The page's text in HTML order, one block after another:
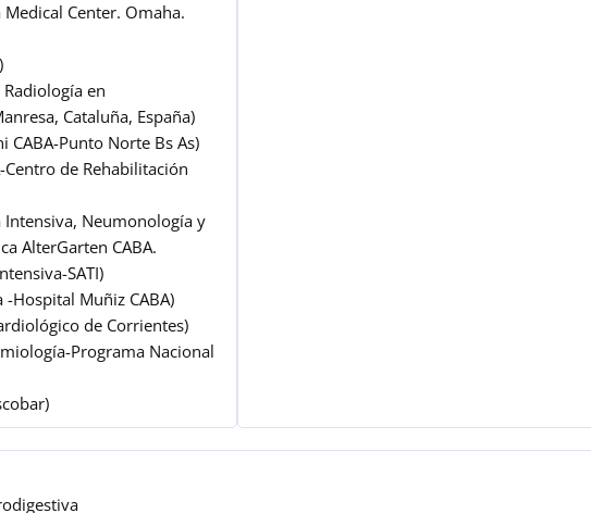
Center. Omaha.
en
Cataluña, España)
CABA-Punto Norte Bs As)
de Rehabilitación
Intensiva, Neumonología y
AlterGarten CABA.
SATI)
Hospital Muñiz CABA)
de Corrientes)
Programa Nacional